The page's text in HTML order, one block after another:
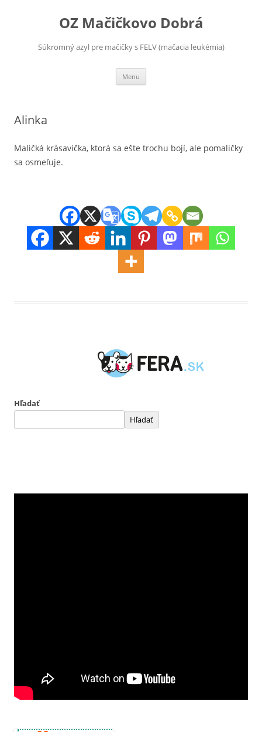
OZ Mačičkovo Dobrá
Súkromný azyl pre mačičky s FELV (mačacia leukémia)
Menu
Alinka
Maličká krásavička, ktorá sa ešte trochu bojí, ale pomaličky
sa osmeľuje.
Hľadať
Hľadať